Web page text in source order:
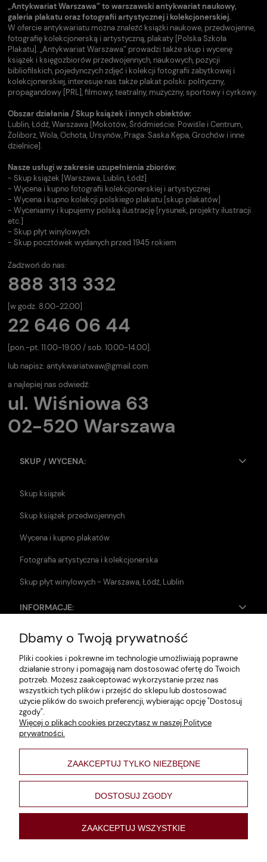
„Antykwariat Warszawa” to warszawski antykwariat naukowy,
galeria plakatu oraz fotografii artystycznej i kolekcjonerskiej.
W ofercie antykwariatu można znaleźć książki naukowe, przedwojenne,
fotografię kolekcjonerską i artystyczną, plakaty [Polska Szkoła
Plakatu]. „Antykwariat Warszawa” prowadzi także skup i wycenę
książek i księgozbiorów przedwojennych, naukowych, pozycji
bibliofilskich, pojedynczych zdjęć i kolekcji fotografii zabytkowej i
kolekcjonerskiej, interesuje nas także plakat polski: polityczny,
propagandowy [PRL], filmowy, teatralny, muzyczny, sportowy i cyrkowy.
Obszar działania / Skup książek i innych obiektów:
Lublin, Łódź, Warszawa [Mokotów, Śródmieście: Powiśle i Centrum,
Żoliborz, Wola, Ochota, Ursynów, Praga: Saska Kępa, Grochów i inne
dzielnice].
Nasze usługi w zakresie uzupełnienia zbiorów:
- Skup książek [Warszawa, Lublin, Łódź]
- Wycena i kupno fotografii kolekcjonerskiej i artystycznej
- Wycena i kupno kolekcji polskiego plakatu [skup plakatów]
- Wyceniamy i kupujemy polską ilustrację [rysunek, projekty ilustracji
etc.]
- Skup płyt winylowych
- Skup pocztówek wydanych przed 1945 rokiem
Zadzwoń do nas:
888 313 332
[w godz. 8.00-22.00]
22 646 06 44
[pon.-pt. 11.00-19.00 / sob. 10.00-14.00].
lub napisz: antykwariatwaw@gmail.com
a najlepiej nas odwiedź:
ul. Wiśniowa 63
02-520 Warszawa
SKUP / WYCENA:
Skup książek
Skup książek przedwojennych
Wycena i kupno plakatów
Fotografia artystyczna i kolekcjonerska
Skup płyt winylowych - Warszawa, Łódź, Lublin
INFORMACJE:
Zwroty i reklamacje
Dane firmy
Jak szukać?
Polityka prywatności
Regulamin
Poltyka cookies
varsaviana
Nowości
Dbamy o Twoją prywatność
Pliki cookies i pokrewne im technologie umożliwiają poprawne
działanie strony i pomagają nam dostosować ofertę do Twoich
potrzeb. Możesz zaakceptować wykorzystanie przez nas
wszystkich tych plików i przejść do sklepu lub dostosować
użycie plików do swoich preferencji, wybierając opcję "Dostosuj
zgody".
Więcej o plikach cookies przeczytasz w naszej Polityce
prywatności.
ZAAKCEPTUJ TYLKO NIEZBĘDNE
DOSTOSUJ ZGODY
ZAAKCEPTUJ WSZYSTKIE